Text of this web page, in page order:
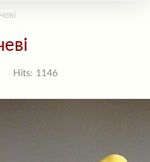
Hits: 1146